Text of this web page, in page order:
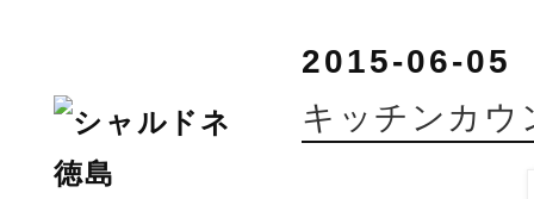
2015-06-05
キッチンカウ